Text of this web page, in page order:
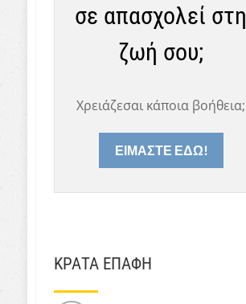
σε απασχολεί στη
ζωή σου;
Χρειάζεσαι κάποια βοήθεια;
ΕΙΜΑΣΤΕ ΕΔΩ!
ΚΡΑΤΑ ΕΠΑΦΗ